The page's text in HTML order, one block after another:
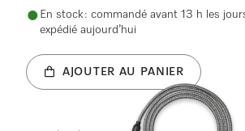
En stock : commandé avant 13 h les
expédié aujourd’hui
AJOUTER AU PANIER